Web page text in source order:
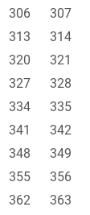
306 307
313 314
320 321
327 328
334 335
341 342
348 349
355 356
362 363